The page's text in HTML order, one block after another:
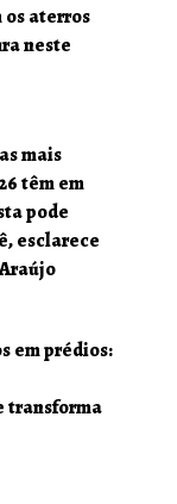
os aterros
neste
mais
têm em
pode
esclarece
em prédios:
transforma